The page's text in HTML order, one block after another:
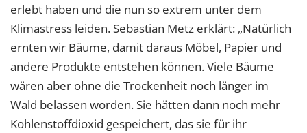
erlebt haben und die nun so extrem unter dem
Klimastress leiden. Sebastian Metz erklärt: „Natürlich
ernten wir Bäume, damit daraus Möbel, Papier und
andere Produkte entstehen können. Viele Bäume
wären aber ohne die Trockenheit noch länger im
Wald belassen worden. Sie hätten dann noch mehr
Kohlenstoffdioxid gespeichert, das sie für ihr